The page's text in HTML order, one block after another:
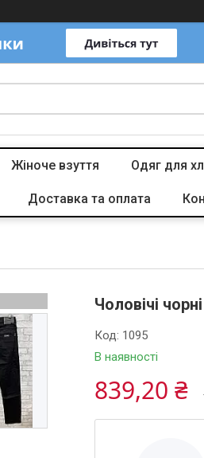
Жіноче взуття Одяг для
Доставка та оплата
Чоловічі
В наявності
Код: 1095
839,20 ₴